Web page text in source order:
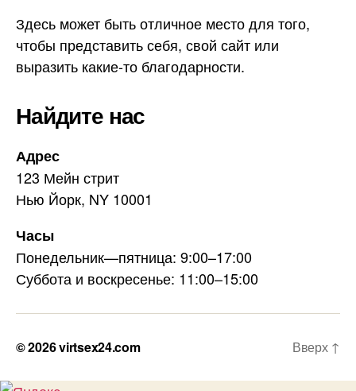
Здесь может быть отличное место для того,
чтобы представить себя, свой сайт или
выразить какие-то благодарности.
Найдите нас
Адрес
123 Мейн стрит
Нью Йорк, NY 10001
Часы
Понедельник—пятница: 9:00–17:00
Суббота и воскресенье: 11:00–15:00
© 2026virtsex24.com Вверх ↑